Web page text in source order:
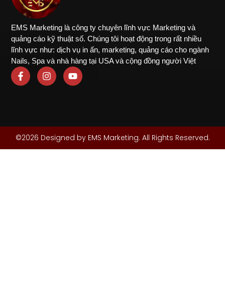
EMS Marketing là công ty chuyên lĩnh vực Marketing và
quảng cáo kỹ thuật số. Chúng tôi hoạt động trong rất nhiều
lĩnh vực như: dịch vụ in ấn, marketing, quảng cáo cho ngành
Nails, Spa và nhà hàng tại USA và cộng đồng người Việt
©2026 Designed by EMS Marketing. All Rights Reserved.